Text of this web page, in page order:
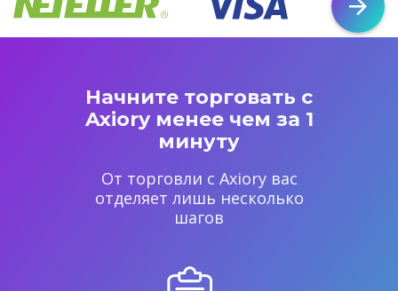
Начните торговать с
Axiory менее чем за 1
минуту
От торговли с Axiory вас
отделяет лишь несколько
шагов